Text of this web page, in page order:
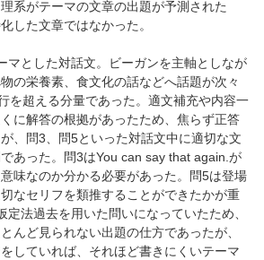
系がテーマの文章の出題が予測された
した文章ではなかった。
マとした対話文。ビーガンを主軸としなが
の栄養素、食文化の話などへ話題が次々
を超える分量であった。適文補充や内容一
に解答の根拠があったため、焦らず正答
、問3、問5といった対話文中に適切な文
あった。問3はYou can say that again.が
味なのか分かる必要があった。問5は登場
なセリフを類推することができたかが重
定法過去を用いた問いになっていたため、
んど見られない出題の仕方であったが、
していれば、それほど書きにくいテーマ